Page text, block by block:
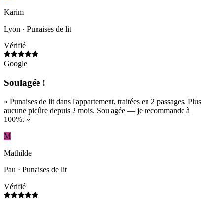
Karim
Lyon · Punaises de lit
Vérifié
Google
Soulagée !
« Punaises de lit dans l'appartement, traitées en 2 passages. Plus
aucune piqûre depuis 2 mois. Soulagée — je recommande à
100%. »
M
Mathilde
Pau · Punaises de lit
Vérifié